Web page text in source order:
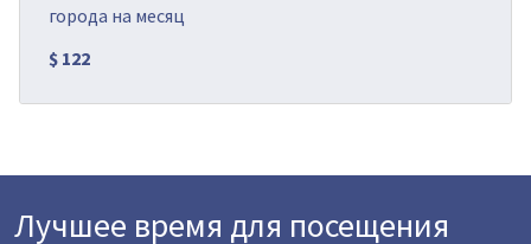
города на месяц
$ 122
Лучшее время для посещения